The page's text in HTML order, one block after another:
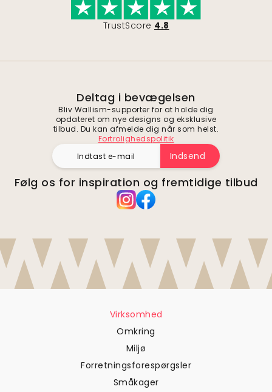
TrustScore 4.8
Deltag i bevægelsen
Bliv Wallism-supporter for at holde dig
opdateret om nye designs og eksklusive
tilbud. Du kan afmelde dig når som helst.
Fortrolighedspolitik
Indsend
Følg os for inspiration og fremtidige tilbud
Virksomhed
Omkring
Miljø
Forretningsforespørgsler
Småkager